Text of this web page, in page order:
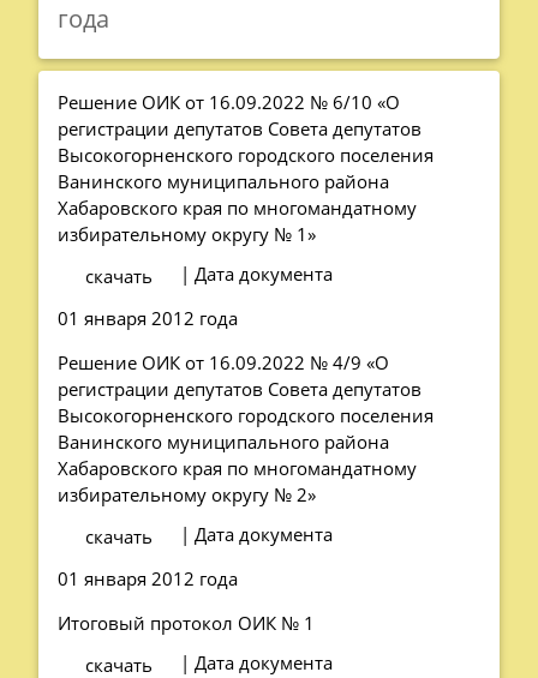
года
Решение ОИК от 16.09.2022 № 6/10 «О
регистрации депутатов Совета депутатов
Высокогорненского городского поселения
Ванинского муниципального района
Хабаровского края по многомандатному
избирательному округу № 1»
скачать
| Дата документа
01 января 2012 года
Решение ОИК от 16.09.2022 № 4/9 «О
регистрации депутатов Совета депутатов
Высокогорненского городского поселения
Ванинского муниципального района
Хабаровского края по многомандатному
избирательному округу № 2»
скачать
| Дата документа
01 января 2012 года
Итоговый протокол ОИК № 1
скачать
| Дата документа